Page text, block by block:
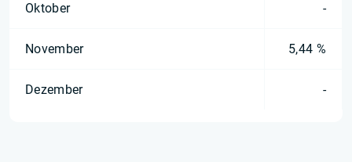
Oktober -
November 5,44 %
Dezember -